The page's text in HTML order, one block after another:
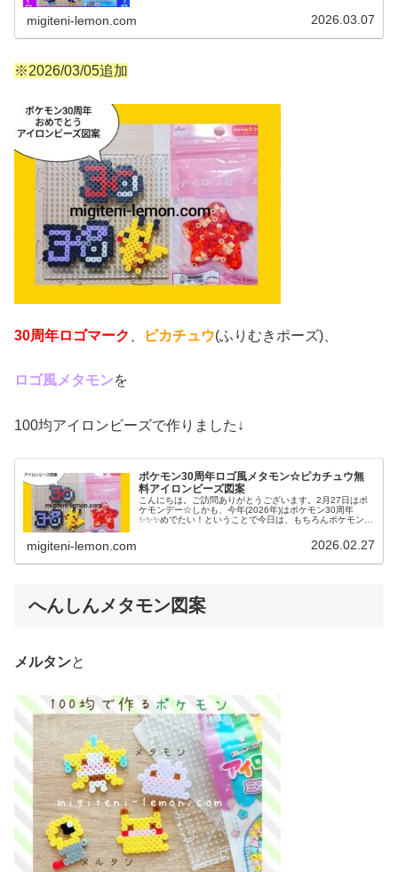
migiteni-lemon.com 2026.03.07
※2026/03/05追加
30周年ロゴマーク ピカチュウ(ふりむきポーズ)、
ロゴ風メタモンを
100均アイロンビーズで作りました↓
ポケモン30周年ロゴ風メタモン☆ピカチュウ無
料アイロンビーズ図案
こんにちは。ご訪問ありがとうございます。2月27日はポ
ケモンデー☆しかも、今年(2026年)はポケモン30周年
✨️✨️✨️めでたい！ということで今日は、もちろんポケモン図
migiteni-lemon.com 2026.02.27
へんしんメタモン図案
メルタンと